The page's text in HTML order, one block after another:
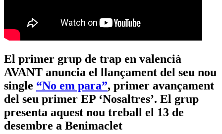
El primer grup de trap en valencià
AVANT anuncia el llançament del seu nou
single “No em para”, primer avançament
del seu primer EP ‘Nosaltres’. El grup
presenta aquest nou treball el 13 de
desembre a Benimaclet